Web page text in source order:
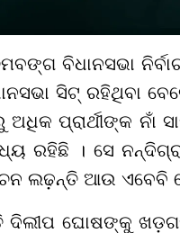
ବିଧାନସଭା
ସିଟ୍ ରହିଥିବା
ଅଧିକ ପ୍ରାର୍ଥୀଙ୍କ ନାଁ
ରହିଛି । ସେ
ଲଢ଼ନ୍ତି ଆଉ
ଦିଲୀପ ଘୋଷଙ୍କୁ